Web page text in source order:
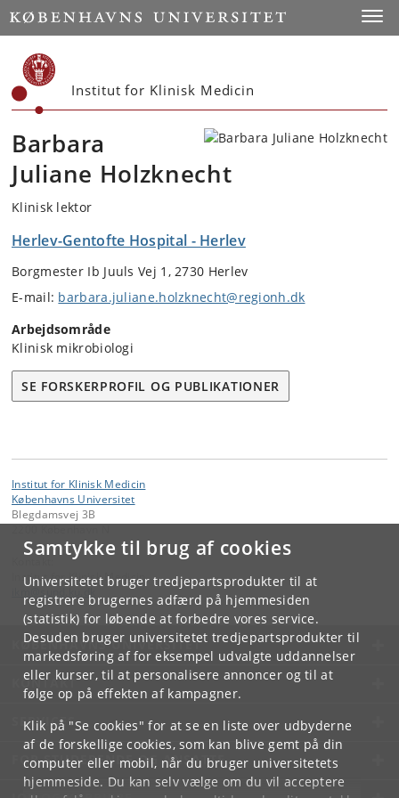
Samtykke til brug af cookies
Universitetet bruger tredjepartsprodukter til at
registrere brugernes adfærd på hjemmesiden
(statistik) for løbende at forbedre vores service.
Desuden bruger universitetet tredjepartsprodukter til
markedsføring af for eksempel udvalgte uddannelser
eller kurser, til at personalisere annoncer og til at
følge op på effekten af kampagner.
Klik på "Se cookies" for at se en liste over udbyderne
af de forskellige cookies, som kan blive gemt på din
computer eller mobil, når du bruger universitetets
hjemmeside. Du kan selv vælge om du vil acceptere
Start
Institut for Klinisk Medicin
Barbara
Juliane Holzknecht
Klinisk lektor
Herlev-Gentofte Hospital - Herlev
Borgmester Ib Juuls Vej 1, 2730 Herlev
E-mail: barbara.juliane.holzknecht@regionh.dk
Arbejdsområde
Klinisk mikrobiologi
SE FORSKERPROFIL OG PUBLIKATIONER
Institut for Klinisk Medicin
Københavns Universitet
Blegdamsvej 3B
Institut for Klinisk Medicin
KØBENHAVNS UNIVERSITET
KONTAKT
SERVICES
FOR STUDERENDE OG ANSATTE